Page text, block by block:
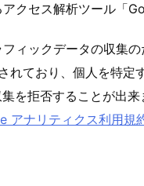
クセス解析ツール「
ィックデータの収集
れており、個人を特定
を拒否することが出
アナリティクス利用規